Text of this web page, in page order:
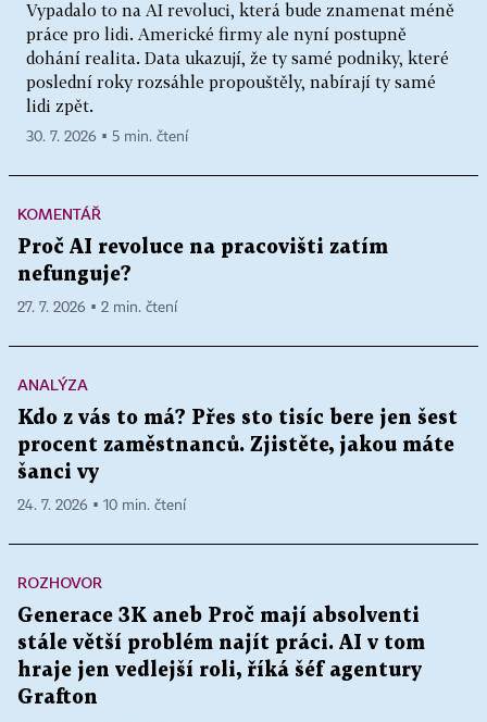
Vypadalo to na AI revoluci, která bude znamenat méně
práce pro lidi. Americké firmy ale nyní postupně
dohání realita. Data ukazují, že ty samé podniky, které
poslední roky rozsáhle propouštěly, nabírají ty samé
lidi zpět.
30. 7. 2026 ▪ 5 min. čtení
KOMENTÁŘ
Proč AI revoluce na pracovišti zatím
nefunguje?
27. 7. 2026 ▪ 2 min. čtení
ANALÝZA
Kdo z vás to má? Přes sto tisíc bere jen šest
procent zaměstnanců. Zjistěte, jakou máte
šanci vy
24. 7. 2026 ▪ 10 min. čtení
ROZHOVOR
Generace 3K aneb Proč mají absolventi
stále větší problém najít práci. AI v tom
hraje jen vedlejší roli, říká šéf agentury
Grafton